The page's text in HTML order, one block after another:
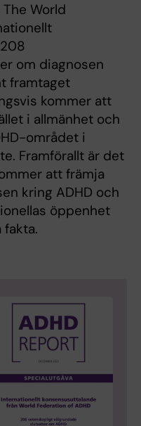
World
om diagnosen
framtaget
kommer att
i allmänhet och
området i
Framförallt är det
att främja
kring ADHD och
öppenhet